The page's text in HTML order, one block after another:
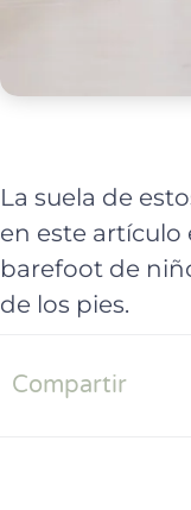
La suela de
en este artículo
barefoot de
de los pies.
Compartir